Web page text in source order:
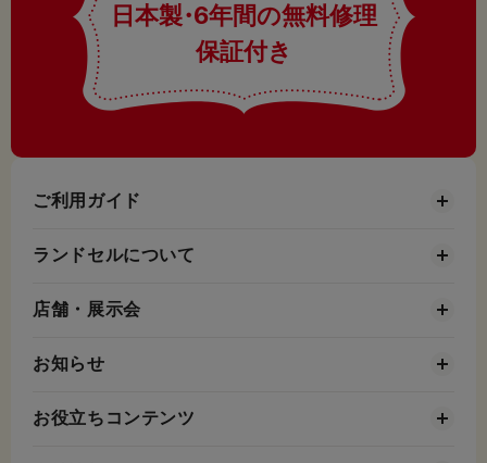
日本製・6年間の無料修理
保証付き
ご利用ガイド
ランドセルについて
店舗・展示会
お知らせ
お役立ちコンテンツ